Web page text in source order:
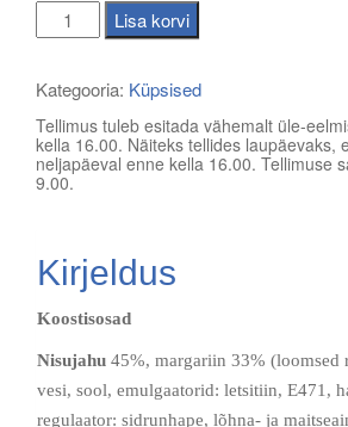
Kevadlill
kogus
Lisa korvi
Kategooria: Küpsised
Tellimus tuleb esitada vähemalt üle-
kella 16.00. Näiteks tellides laupäevaks,
neljapäeval enne kella 16.00. Tellimuse
9.00.
Kirjeldus
Koostisosad
Nisujahu 45%, margariin 33% (loomsed
vesi, sool, emulgaatorid: letsitiin, E471,
regulaator: sidrunhape, lõhna- ja